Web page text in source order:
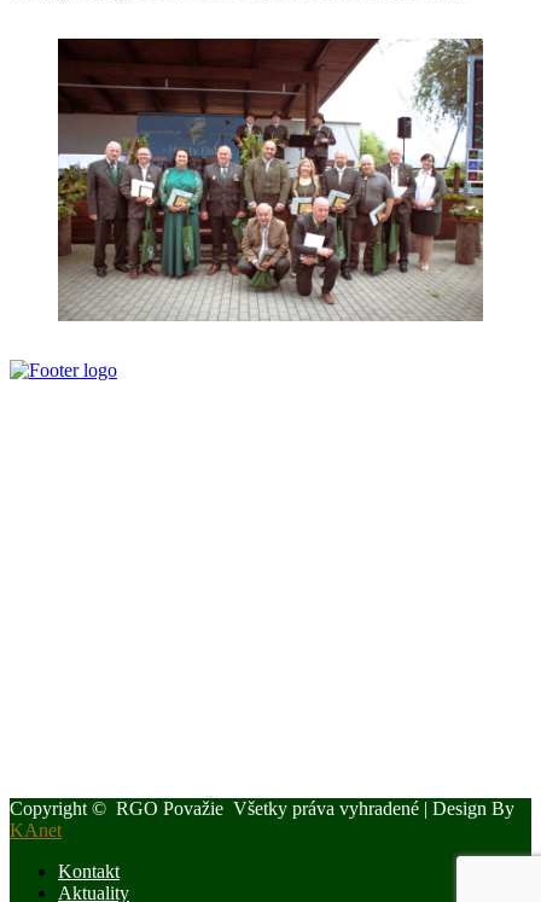
Copyright © RGO Považie Všetky práva vyhradené | Design By
KAnet
Kontakt
Aktuality